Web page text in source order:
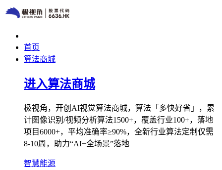
首页
算法商城
进入算法商城
极视角，开创AI视觉算法商城，算法「多快好省」，累
计图像识别/视频分析算法1500+，覆盖行业100+，落地
项目6000+，平均准确率≥90%，全新行业算法定制仅需
8-10周，助力“AI+全场景”落地
智慧能源